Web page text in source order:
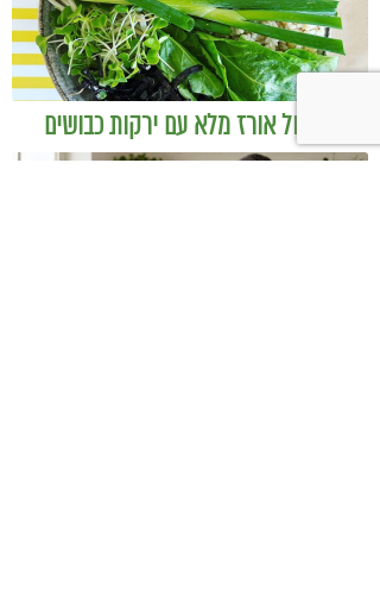
בודהה בול אורז מלא עם ירקות כבושים
ומקושקשת טופו